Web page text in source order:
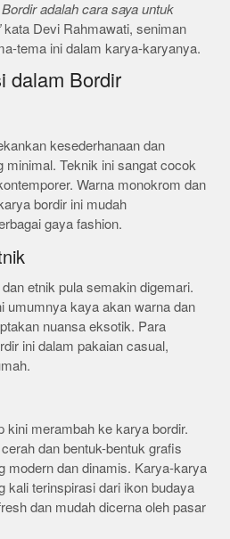
adalah cara saya untuk
kata Devi Rahmawati, seniman
tema ini dalam karya-karyanya.
dalam Bordir
kesederhanaan dan
minimal. Teknik ini sangat cocok
Warna monokrom dan
bordir ini mudah
gaya fashion.
etnik pula semakin digemari.
umumnya kaya akan warna dan
nuansa eksotik. Para
ini dalam pakaian casual,
kini merambah ke karya bordir.
dan bentuk-bentuk grafis
modern dan dinamis. Karya-karya
kali terinspirasi dari ikon budaya
dan mudah dicerna oleh pasar